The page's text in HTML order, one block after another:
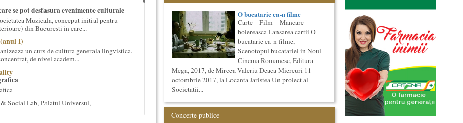
se pot desfasura evenimente culturale
Muzicala, conceput initial pentru
din Bucuresti in care...
I)
un curs de cultura generala lingvistica.
de nivel academ...
Social Lab, Palatul Universul,
O bucatarie ca-n filme
Carte – Film – Mancare
boiereasca Lansarea cartii O
bucatarie ca-n filme,
Scenotopul bucatariei in Noul
Cinema Romanesc, Editura
Mega, 2017, de Mircea Valeriu Deaca Miercuri 11
octombrie 2017, la Locanta Jaristea Un proiect al
Societatii...
Concerte publice